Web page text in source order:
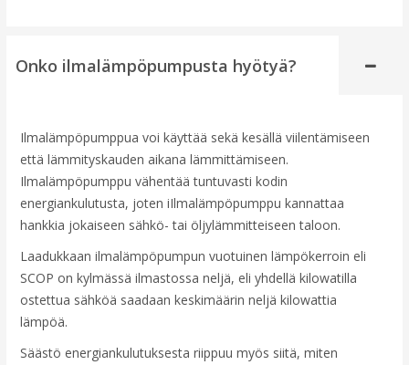
Onko ilmalämpöpumpusta hyötyä?
Ilmalämpöpumppua voi käyttää sekä kesällä viilentämiseen
että lämmityskauden aikana lämmittämiseen.
Ilmalämpöpumppu vähentää tuntuvasti kodin
energiankulutusta, joten iIlmalämpöpumppu kannattaa
hankkia jokaiseen sähkö- tai öljylämmitteiseen taloon.
Laadukkaan ilmalämpöpumpun vuotuinen lämpökerroin eli
SCOP on kylmässä ilmastossa neljä, eli yhdellä kilowatilla
ostettua sähköä saadaan keskimäärin neljä kilowattia
lämpöä.
Säästö energiankulutuksesta riippuu myös siitä, miten